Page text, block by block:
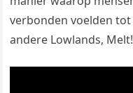
verbonden voelden
andere Lowlands, Melt!